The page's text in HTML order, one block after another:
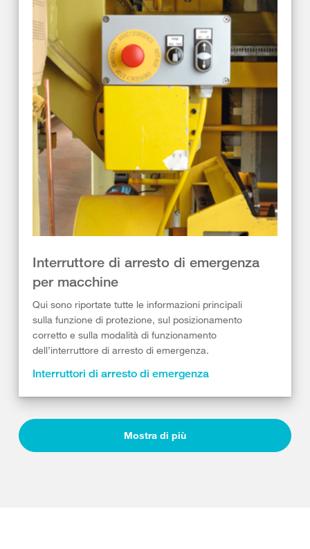
Interruttore di arresto di emergenza
per macchine
Qui sono riportate tutte le informazioni principali
sulla funzione di protezione, sul posizionamento
corretto e sulla modalità di funzionamento
dell’interruttore di arresto di emergenza.
Interruttori di arresto di emergenza
Mostra di più